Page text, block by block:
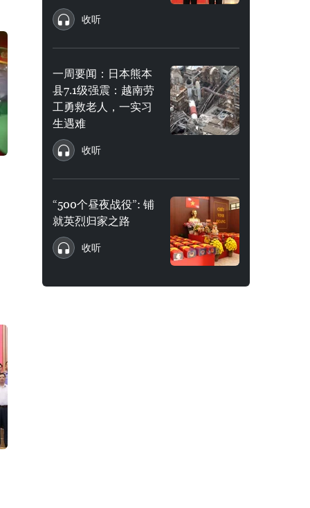
收听
一周要闻：日本熊本
县7.1级强震：越南劳
工勇救老人，一实习
生遇难
收听
“500个昼夜战役”: 铺
就英烈归家之路
收听